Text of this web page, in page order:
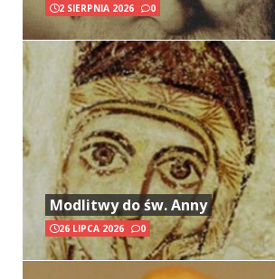
2 SIERPNIA 2026 0
Modlitwy do św. Anny
26 LIPCA 2026 0